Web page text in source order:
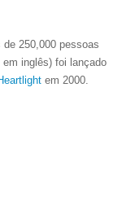
250,000 pessoas
inglês) foi lançado
em 2000.